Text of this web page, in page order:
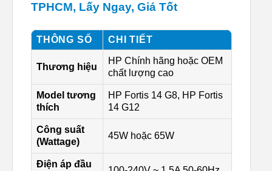
TPHCM, Lấy Ngay, Giá Tốt
THÔNG SỐ CHI TIẾT
Thương hiệu
HP Chính hãng hoặc OEM
chất lượng cao
Model tương
thích
HP Fortis 14 G8, HP Fortis
14 G12
Công suất
(Wattage)
45W hoặc 65W
Điện áp đầu